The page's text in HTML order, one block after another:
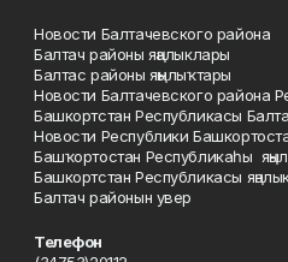
Новости Балтачевского района
Балтач районы яңалыклары
Балтас районы яңылыҡтары
Новости Балтачевского района
Башкортстан Республикасы
Новости Республики
Башҡортостан Республикаһы
Башкортстан Республикасы
Балтач районын увер
Телефон